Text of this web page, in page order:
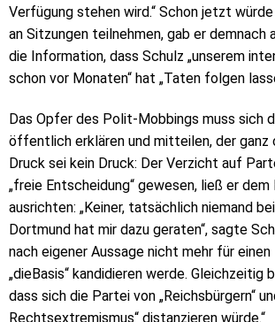
Verfügung stehen wird.“ Schon jetzt
an Sitzungen teilnehmen, gab er demnach
die Information, dass Schulz „unserem
schon vor Monaten“ hat „Taten folgen
Das Opfer des Polit-Mobbings muss sich
öffentlich erklären und mitteilen, der
Druck sei kein Druck: Der Verzicht auf
„freie Entscheidung“ gewesen, ließ er
ausrichten: „Keiner, tatsächlich niemand
Dortmund hat mir dazu geraten“, sagte
nach eigener Aussage nicht mehr für
„dieBasis“ kandidieren werde. Gleichzeitig
dass sich die Partei von „Reichsbürgern“
Rechtsextremismus“ distanzieren würde.“